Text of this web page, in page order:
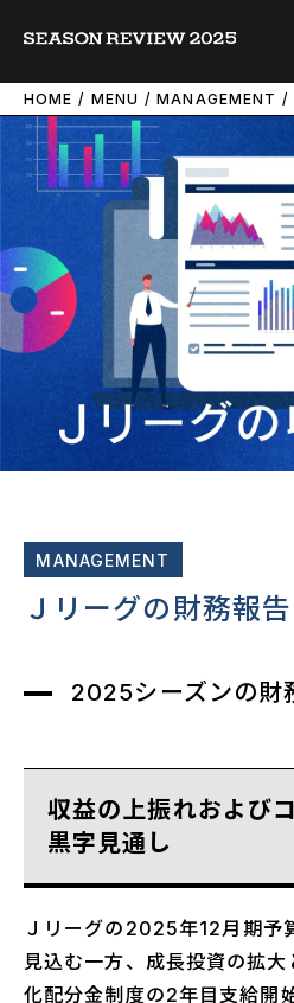
HOME MENU MANAGEMENT
MANAGEMENT
Ｊリーグの財務報告
2025シーズンの財
収益の上振れおよび
黒字見通し
Ｊリーグの2025年12月期予
見込む一方、成長投資の拡
化配分金制度の2年目支給開